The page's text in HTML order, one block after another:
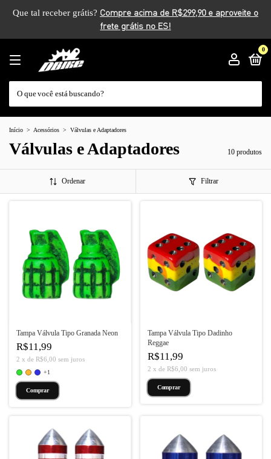
Que tal receber grátis?
0
Início > Acessórios > Válvulas e Adaptadores
Válvulas e Adaptadores 10 produtos
Ordenar Filtrar
Tampa Válvula Tipo Granada Neon
R$11,99
2 x de R$6,00 sem juros
+1
Comprar
Tampa Válvula Tipo Dadinho
Reggae
R$11,99
2 x de R$6,00 sem juros